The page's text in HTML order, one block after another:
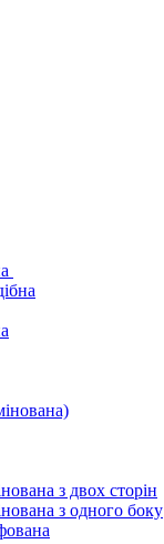
з двох сторін
з одного боку